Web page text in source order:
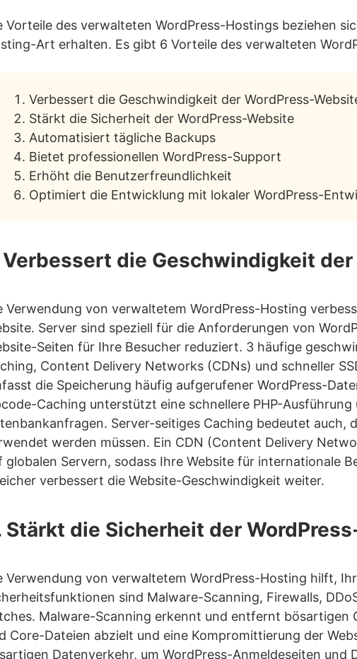
Was macht einen guten Shared-Hosting-
Vorteile des verwalteten WordPress-Hostings beziehen
Art erhalten. Es gibt 6 Vorteile des verwalteten
Verbessert die Geschwindigkeit der WordPress-
Stärkt die Sicherheit der WordPress-Website
Automatisiert tägliche Backups
Bietet professionellen WordPress-Support
Erhöht die Benutzerfreundlichkeit
Optimiert die Entwicklung mit lokaler WordPress-
Verbessert die Geschwindigkeit
Verwendung von verwaltetem WordPress-Hosting
Server sind speziell für die Anforderungen von
Seiten für Ihre Besucher reduziert. 3 häufige
Content Delivery Networks (CDNs) und schneller
die Speicherung häufig aufgerufener WordPress-
Caching unterstützt eine schnellere PHP-
Server-seitiges Caching bedeutet auch,
werden müssen. Ein CDN (Content Delivery
globalen Servern, sodass Ihre Website für internationale
verbessert die Website-Geschwindigkeit weiter.
Stärkt die Sicherheit der
Verwendung von verwaltetem WordPress-Hosting hilft,
sind Malware-Scanning, Firewalls,
Malware-Scanning erkennt und entfernt bösartigen
Core-Dateien abzielt und eine Kompromittierung der
Datenverkehr, um WordPress-Anmeldeseiten